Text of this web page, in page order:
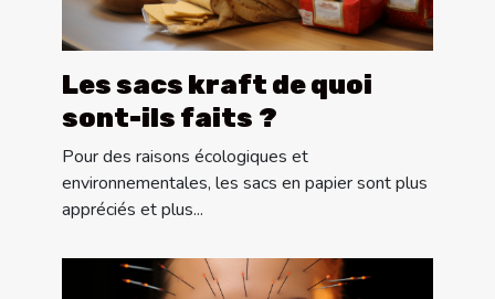
Les sacs kraft de quoi
sont-ils faits ?
Pour des raisons écologiques et
environnementales, les sacs en papier sont plus
appréciés et plus...